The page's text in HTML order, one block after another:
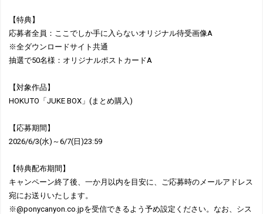
【特典】
応募者全員：ここでしか手に入らないオリジナル待受画像A
※全ダウンロードサイト共通
抽選で50名様：オリジナルポストカードA
【対象作品】
HOKUTO「JUKE BOX」(まとめ購入)
【応募期間】
2026/6/3(水)～6/7(日)23:59
【特典配布期間】
キャンペーン終了後、一か月以内を目安に、ご応募時のメールアドレス
宛にお送りいたします。
※@ponycanyon.co.jpを受信できるよう予め設定ください。なお、シス